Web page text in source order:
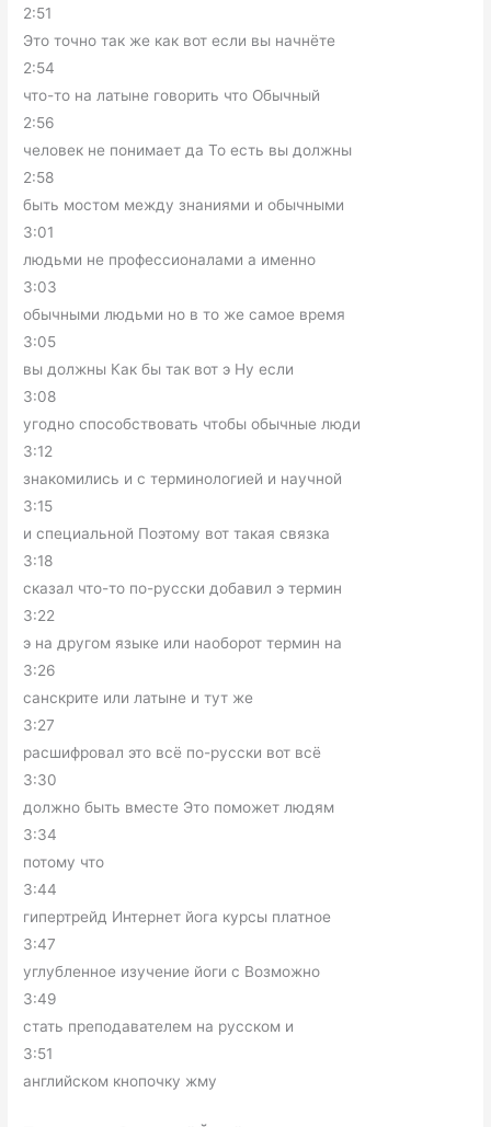
2:51
Это точно так же как вот если вы начнёте
2:54
что-то на латыне говорить что Обычный
2:56
человек не понимает да То есть вы должны
2:58
быть мостом между знаниями и обычными
3:01
людьми не профессионалами а именно
3:03
обычными людьми но в то же самое время
3:05
вы должны Как бы так вот э Ну если
3:08
угодно способствовать чтобы обычные люди
3:12
знакомились и с терминологией и научной
3:15
и специальной Поэтому вот такая связка
3:18
сказал что-то по-русски добавил э термин
3:22
э на другом языке или наоборот термин на
3:26
санскрите или латыне и тут же
3:27
расшифровал это всё по-русски вот всё
3:30
должно быть вместе Это поможет людям
3:34
потому что
3:44
гипертрейд Интернет йога курсы платное
3:47
углубленное изучение йоги с Возможно
3:49
стать преподавателем на русском и
3:51
английском кнопочку жму